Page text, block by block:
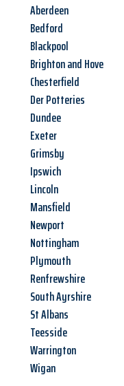
Aberdeen
Bedford
Blackpool
Brighton and Hove
Chesterfield
Der Potteries
Dundee
Exeter
Grimsby
Ipswich
Lincoln
Mansfield
Newport
Nottingham
Plymouth
Renfrewshire
South Ayrshire
St Albans
Teesside
Warrington
Wigan